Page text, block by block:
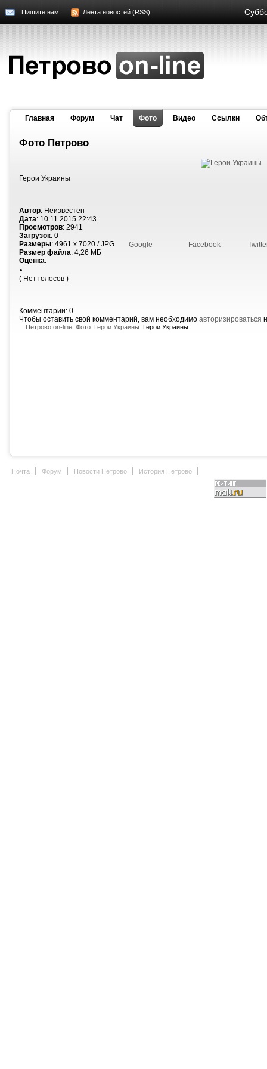
Пишите нам Лента новостей (RSS)
Главная Форум Чат Фото Видео Cсылки
Фото Петрово
Герои Украины
Автор: Неизвестен
Дата: 10 11 2015 22:43
Просмотров: 2941
Загрузок: 0
Размеры: 4961 x 7020 / JPG
Размер файла: 4,26 МБ
Оценка:
( Нет голосов )
Google Facebook
Комментарии: 0
Чтобы оставить свой комментарий, вам необходимо авторизироваться
Петрово on-line Фото Герои Украины Герои Украины
Почта Форум Новости Петрово История Петрово